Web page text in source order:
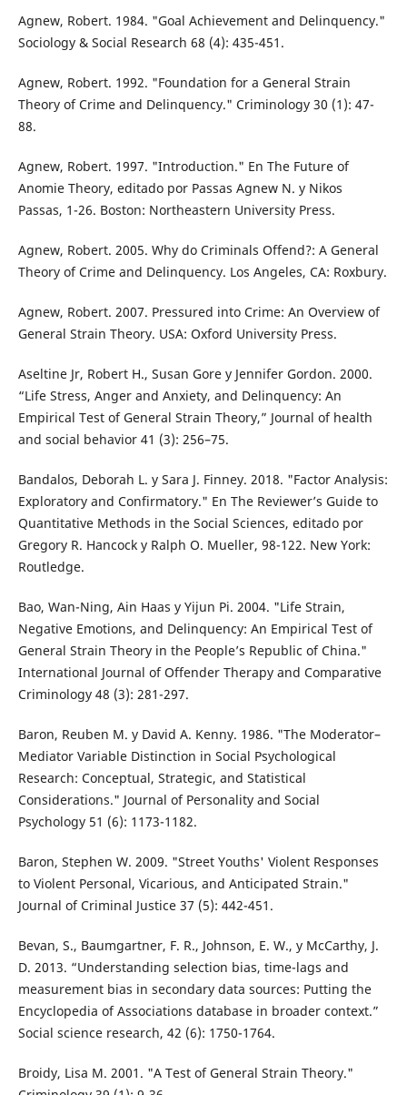
Agnew, Robert. 1984. "Goal Achievement and Delinquency."
Sociology & Social Research 68 (4): 435-451.
Agnew, Robert. 1992. "Foundation for a General Strain
Theory of Crime and Delinquency." Criminology 30 (1): 47-
88.
Agnew, Robert. 1997. "Introduction." En The Future of
Anomie Theory, editado por Passas Agnew N. y Nikos
Passas, 1-26. Boston: Northeastern University Press.
Agnew, Robert. 2005. Why do Criminals Offend?: A General
Theory of Crime and Delinquency. Los Angeles, CA: Roxbury.
Agnew, Robert. 2007. Pressured into Crime: An Overview of
General Strain Theory. USA: Oxford University Press.
Aseltine Jr, Robert H., Susan Gore y Jennifer Gordon. 2000.
“Life Stress, Anger and Anxiety, and Delinquency: An
Empirical Test of General Strain Theory,” Journal of health
and social behavior 41 (3): 256–75.
Bandalos, Deborah L. y Sara J. Finney. 2018. "Factor Analysis:
Exploratory and Confirmatory." En The Reviewer’s Guide to
Quantitative Methods in the Social Sciences, editado por
Gregory R. Hancock y Ralph O. Mueller, 98-122. New York:
Routledge.
Bao, Wan-Ning, Ain Haas y Yijun Pi. 2004. "Life Strain,
Negative Emotions, and Delinquency: An Empirical Test of
General Strain Theory in the People’s Republic of China."
International Journal of Offender Therapy and Comparative
Criminology 48 (3): 281-297.
Baron, Reuben M. y David A. Kenny. 1986. "The Moderator–
Mediator Variable Distinction in Social Psychological
Research: Conceptual, Strategic, and Statistical
Considerations." Journal of Personality and Social
Psychology 51 (6): 1173-1182.
Baron, Stephen W. 2009. "Street Youths' Violent Responses
to Violent Personal, Vicarious, and Anticipated Strain."
Journal of Criminal Justice 37 (5): 442-451.
Bevan, S., Baumgartner, F. R., Johnson, E. W., y McCarthy, J.
D. 2013. “Understanding selection bias, time-lags and
measurement bias in secondary data sources: Putting the
Encyclopedia of Associations database in broader context.”
Social science research, 42 (6): 1750-1764.
Broidy, Lisa M. 2001. "A Test of General Strain Theory."